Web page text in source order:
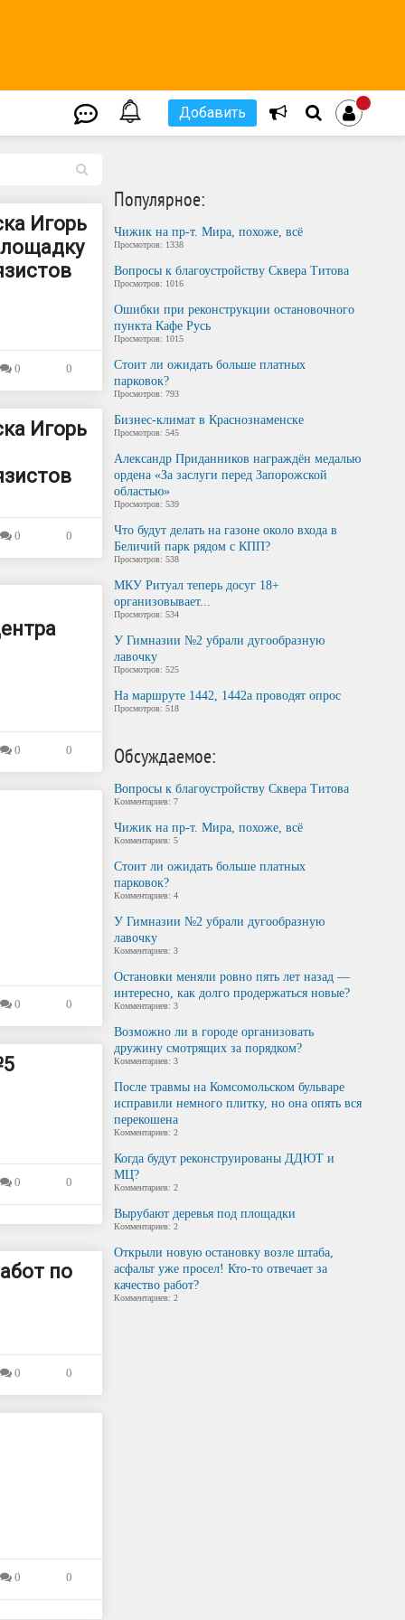
Добавить
L
Игорь
0
0
Игорь
0
0
0
0
0
0
0
0
по
0
0
0
0
Популярное:
Чижик на пр-т. Мира, похоже, всё
Просмотров: 1338
Вопросы к благоустройству Сквера Титова
Просмотров: 1016
Ошибки при реконструкции остановочного
пункта Кафе Русь
Просмотров: 1015
Стоит ли ожидать больше платных
парковок?
Просмотров: 793
Бизнес-климат в Краснознаменске
Просмотров: 545
Александр Приданников награждён медалью
ордена «За заслуги перед Запорожской
областью»
Просмотров: 539
Что будут делать на газоне около входа в
Беличий парк рядом с КПП?
Просмотров: 538
МКУ Ритуал теперь досуг 18+
организовывает...
Просмотров: 534
У Гимназии №2 убрали дугообразную
лавочку
Просмотров: 525
На маршруте 1442, 1442а проводят опрос
Просмотров: 518
Обсуждаемое:
Вопросы к благоустройству Сквера Титова
Комментариев: 7
Чижик на пр-т. Мира, похоже, всё
Комментариев: 5
Стоит ли ожидать больше платных
парковок?
Комментариев: 4
У Гимназии №2 убрали дугообразную
лавочку
Комментариев: 3
Остановки меняли ровно пять лет назад —
интересно, как долго продержаться новые?
Комментариев: 3
Возможно ли в городе организовать
дружину смотрящих за порядком?
Комментариев: 3
После травмы на Комсомольском бульваре
исправили немного плитку, но она опять вся
перекошена
Комментариев: 2
Когда будут реконструированы ДДЮТ и
МЦ?
Комментариев: 2
Вырубают деревья под площадки
Комментариев: 2
Открыли новую остановку возле штаба,
асфальт уже просел! Кто-то отвечает за
качество работ?
Комментариев: 2